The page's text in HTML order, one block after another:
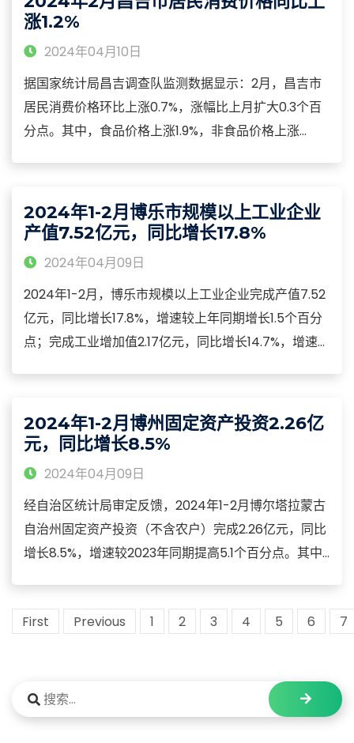
（高于呼图壁县）。
涨1.2%
2024年04月10日
据国家统计局昌吉调查队监测数据显示：2月，昌吉市
居民消费价格环比上涨0.7%，涨幅比上月扩大0.3个百
分点。其中，食品价格上涨1.9%，非食品价格上涨
1.2%。其中，食品价格下降6.1%，非食品价格上涨
3.1%；消费品价格下降1.2%，服务价格上涨5.6%。
2024年1-2月博乐市规模以上工业企业
产值7.52亿元，同比增长17.8%
2024年04月09日
2024年1-2月，博乐市规模以上工业企业完成产值7.52
亿元，同比增长17.8%，增速较上年同期增长1.5个百分
点；完成工业增加值2.17亿元，同比增长14.7%，增速较
9.6%。分行业看，批发住宿业增长较快。
2024年1-2月博州固定资产投资2.26亿
元，同比增长8.5%
2024年04月09日
经自治区统计局审定反馈，2024年1-2月博尔塔拉蒙古
自治州固定资产投资（不含农户）完成2.26亿元，同比
增长8.5%，增速较2023年同期提高5.1个百分点。其中
第二产业完成投资2.04亿元、增长2.2倍，投资占比
First Previous 1 2 3 4 5 6 7